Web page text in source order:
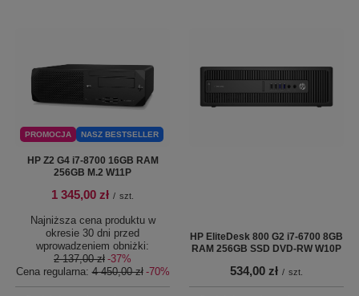
PROMOCJA NASZ BESTSELLER
HP Z2 G4 i7-8700 16GB RAM
256GB M.2 W11P
1 345,00 zł / szt.
Najniższa cena produktu w
okresie 30 dni przed
wprowadzeniem obniżki:
2 137,00 zł -37%
Cena regularna:4 450,00 zł -70%
HP EliteDesk 800 G2 i7-6700 8GB
RAM 256GB SSD DVD-RW W10P
534,00 zł / szt.